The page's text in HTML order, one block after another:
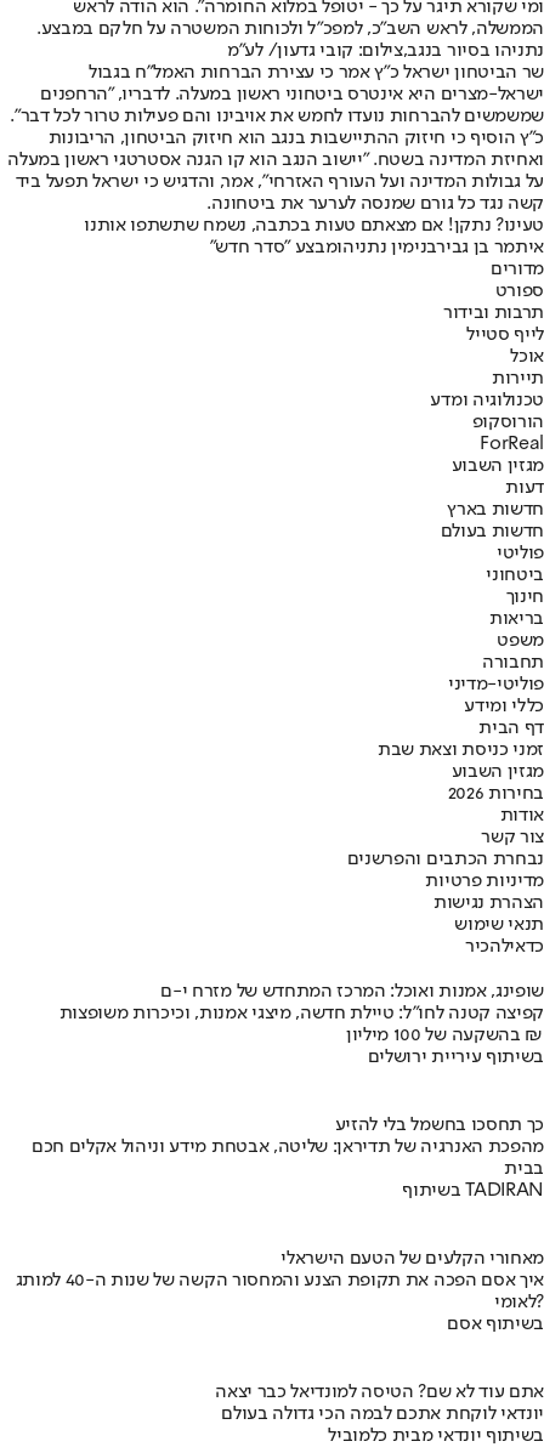
ומי שקורא תיגר על כך - יטופל במלוא החומרה". הוא הודה לראש
הממשלה, לראש השב"כ, למפכ"ל ולכוחות המשטרה על חלקם במבצע.
נתניהו בסיור בנגב,צילום: קובי גדעון/ לע"מ
שר הביטחון ישראל כ"ץ אמר כי עצירת הברחות האמל"ח בגבול
ישראל-מצרים היא אינטרס ביטחוני ראשון במעלה. לדבריו, "הרחפנים
שמשמשים להברחות נועדו לחמש את אויבינו והם פעילות טרור לכל דבר".
כ"ץ הוסיף כי חיזוק ההתיישבות בנגב הוא חיזוק הביטחון, הריבונות
ואחיזת המדינה בשטח. "יישוב הנגב הוא קו הגנה אסטרטגי ראשון במעלה
על גבולות המדינה ועל העורף האזרחי", אמר, והדגיש כי ישראל תפעל ביד
קשה נגד כל גורם שמנסה לערער את ביטחונה.
טעינו? נתקן! אם מצאתם טעות בכתבה, נשמח שתשתפו אותנו
איתמר בן גבירבנימין נתניהומבצע "סדר חדש"
מדורים
ספורט
תרבות ובידור
לייף סטייל
אוכל
תיירות
טכנולוגיה ומדע
הורוסקופ
ForReal
מגזין השבוע
דעות
חדשות בארץ
חדשות בעולם
פוליטי
ביטחוני
חינוך
בריאות
משפט
תחבורה
פוליטי-מדיני
כללי ומידע
דף הבית
זמני כניסת וצאת שבת
מגזין השבוע
בחירות 2026
אודות
צור קשר
נבחרת הכתבים והפרשנים
מדיניות פרטיות
הצהרת נגישות
תנאי שימוש
כדאילהכיר
שופינג, אמנות ואוכל: המרכז המתחדש של מזרח י-ם
קפיצה קטנה לחו"ל: טיילת חדשה, מיצגי אמנות, וכיכרות משופצות
בהשקעה של 100 מיליון ₪
בשיתוף עיריית ירושלים
כך תחסכו בחשמל בלי להזיע
מהפכת האנרגיה של תדיראן: שליטה, אבטחת מידע וניהול אקלים חכם
בבית
בשיתוף TADIRAN
מאחורי הקלעים של הטעם הישראלי
איך אסם הפכה את תקופת הצנע והמחסור הקשה של שנות ה-40 למותג
לאומי?
בשיתוף אסם
אתם עוד לא שם? הטיסה למונדיאל כבר יצאה
יונדאי לוקחת אתכם לבמה הכי גדולה בעולם
בשיתוף יונדאי מבית כלמוביל